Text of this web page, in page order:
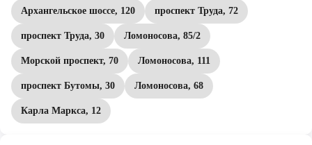
Архангельское шоссе, 120 проспект Труда, 72
проспект Труда, 30 Ломоносова, 85/2
Морской проспект, 70 Ломоносова, 111
проспект Бутомы, 30 Ломоносова, 68
Карла Маркса, 12